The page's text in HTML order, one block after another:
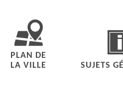
PLAN DE
LA VILLE
SUJETS